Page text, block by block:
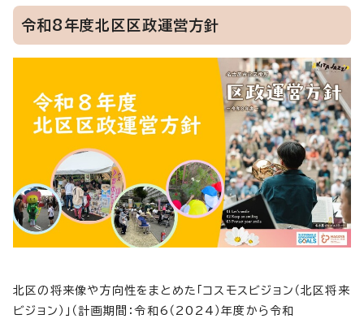
令和8年度北区区政運営方針
北区の将来像や方向性をまとめた「コスモスビジョン（北区将来
ビジョン）」（計画期間：令和6（2024）年度から令和